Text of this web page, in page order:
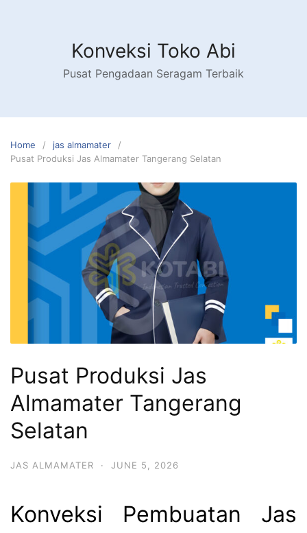
Konveksi Toko Abi
Pusat Pengadaan Seragam Terbaik
Home
jas almamater
Pusat Produksi Jas Almamater Tangerang Selatan
Pusat Produksi Jas
Almamater Tangerang
Selatan
JAS ALMAMATER · JUNE 5, 2026
Konveksi Pembuatan Jas